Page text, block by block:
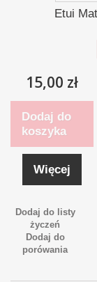
Etui
15,00 zł
Dodaj do
koszyka
Więcej
Dodaj do listy
życzeń
Dodaj do
porówania